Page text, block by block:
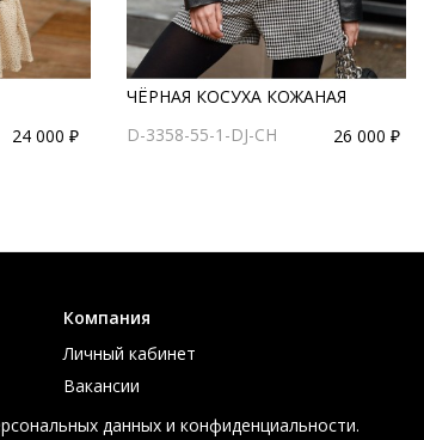
24 000 ₽
ЧЁРНАЯ КОСУХА КОЖАНАЯ
D-3358-55-1-DJ-CH
26 000 ₽
Компания
Личный кабинет
Вакансии
Контакты
данных и конфиденциальности.